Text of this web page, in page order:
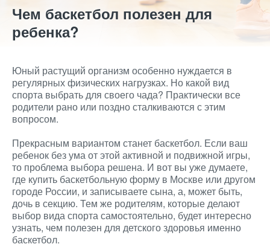
Чем баскетбол полезен для
ребенка?
Юный растущий организм особенно нуждается в
регулярных физических нагрузках. Но какой вид
спорта выбрать для своего чада? Практически все
родители рано или поздно сталкиваются с этим
вопросом.
Прекрасным вариантом станет баскетбол. Если ваш
ребенок без ума от этой активной и подвижной игры,
то проблема выбора решена. И вот вы уже думаете,
где купить баскетбольную форму в Москве или другом
городе России, и записываете сына, а, может быть,
дочь в секцию. Тем же родителям, которые делают
выбор вида спорта самостоятельно, будет интересно
узнать, чем полезен для детского здоровья именно
баскетбол.